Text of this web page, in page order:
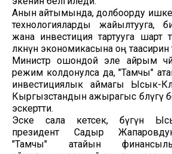
Анын айтымында, долбоорду
технологияларды жайылтууга,
жана инвестиция тартууга шарт
өлкөнүн экономикасына оң таасирин
Министр ошондой эле айрым
режим колдонулса да, "Тамчы"
инвестициялык аймагы Ысык-
Кыргызстандын ажырагыс бөлүгү
эскертти.
Эске сала кетсек, бүгүн
президент Садыр
"Тамчы" атайын